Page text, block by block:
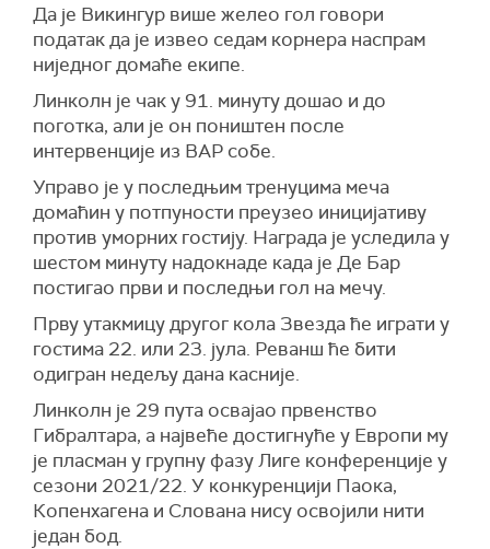
Да је Викингур више желео гол говори
податак да је извео седам корнера наспрам
ниједног домаће екипе.
Линколн је чак у 91. минуту дошао и до
поготка, али је он поништен после
интервенције из ВАР собе.
Управо је у последњим тренуцима меча
домаћин у потпуности преузео иницијативу
против уморних гостију. Награда је уследила у
шестом минуту надокнаде када је Де Бар
постигао први и последњи гол на мечу.
Прву утакмицу другог кола Звезда ће играти у
гостима 22. или 23. јула. Реванш ће бити
одигран недељу дана касније.
Линколн је 29 пута освајао првенство
Гибралтара, а највеће достигнуће у Европи му
је пласман у групну фазу Лиге конференције у
сезони 2021/22. У конкуренцији Паока,
Копенхагена и Слована нису освојили нити
један бод.